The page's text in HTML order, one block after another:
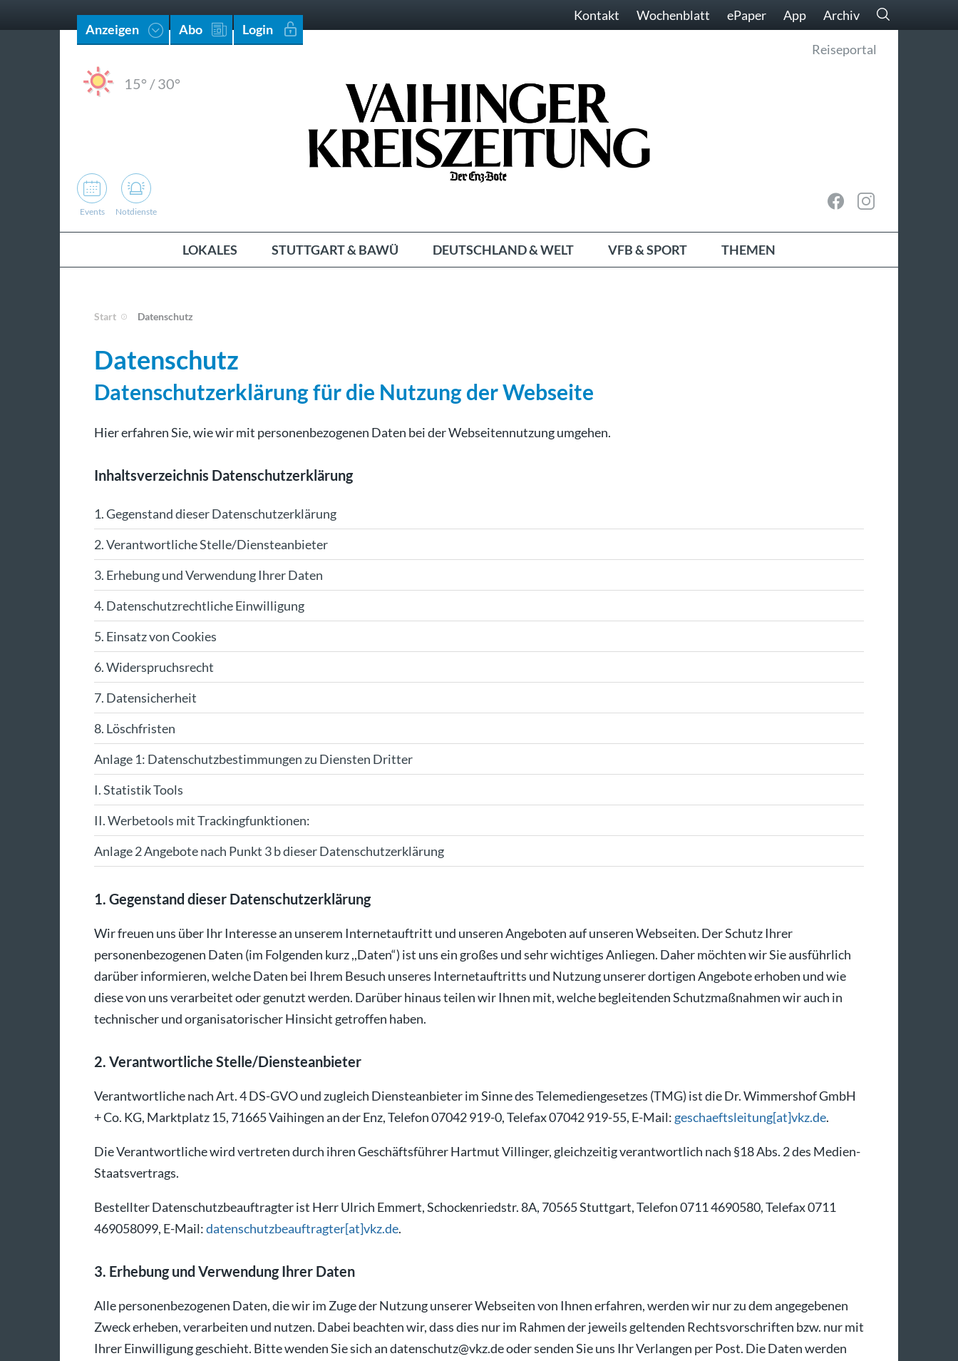
Anzeigen Abo Login
Kontakt Wochenblatt ePaper App Archiv
15° /30°
Reiseportal
Events Notdienste
LOKALES STUTTGART & BAWÜ DEUTSCHLAND & WELT VFB & SPORT THEMEN
Start Datenschutz
Datenschutz
Datenschutzerklärung für die Nutzung der Webseite
Hier erfahren Sie, wie wir mit personenbezogenen Daten bei der Webseitennutzung umgehen.
Inhaltsverzeichnis Datenschutzerklärung
1. Gegenstand dieser Datenschutzerklärung
2. Verantwortliche Stelle/Diensteanbieter
3. Erhebung und Verwendung Ihrer Daten
4. Datenschutzrechtliche Einwilligung
5. Einsatz von Cookies
6. Widerspruchsrecht
7. Datensicherheit
8. Löschfristen
Anlage 1: Datenschutzbestimmungen zu Diensten Dritter
I. Statistik Tools
II. Werbetools mit Trackingfunktionen:
Anlage 2 Angebote nach Punkt 3 b dieser Datenschutzerklärung
1. Gegenstand dieser Datenschutzerklärung
Wir freuen uns über Ihr Interesse an unserem Internetauftritt und unseren Angeboten auf unseren Webseiten. Der Schutz Ihrer
personenbezogenen Daten (im Folgenden kurz ,,Daten“) ist uns ein großes und sehr wichtiges Anliegen. Daher möchten wir Sie ausführlich
darüber informieren, welche Daten bei Ihrem Besuch unseres Internetauftritts und Nutzung unserer dortigen Angebote erhoben und wie
diese von uns verarbeitet oder genutzt werden. Darüber hinaus teilen wir Ihnen mit, welche begleitenden Schutzmaßnahmen wir auch in
technischer und organisatorischer Hinsicht getroffen haben.
2. Verantwortliche Stelle/Diensteanbieter
Verantwortliche nach Art. 4 DS-GVO und zugleich Diensteanbieter im Sinne des Telemediengesetzes (TMG) ist die Dr. Wimmershof GmbH
+ Co. KG, Marktplatz 15, 71665 Vaihingen an der Enz, Telefon 07042 919-0, Telefax 07042 919-55, E-Mail: geschaeftsleitung[at]vkz.de.
Die Verantwortliche wird vertreten durch ihren Geschäftsführer Hartmut Villinger, gleichzeitig verantwortlich nach §18 Abs. 2 des Medien-
Staatsvertrags.
Bestellter Datenschutzbeauftragter ist Herr Ulrich Emmert, Schockenriedstr. 8A, 70565 Stuttgart, Telefon 0711 4690580, Telefax 0711
469058099, E-Mail:datenschutzbeauftragter[at]vkz.de.
3. Erhebung und Verwendung Ihrer Daten
Alle personenbezogenen Daten, die wir im Zuge der Nutzung unserer Webseiten von Ihnen erfahren, werden wir nur zu dem angegebenen
Zweck erheben, verarbeiten und nutzen. Dabei beachten wir, dass dies nur im Rahmen der jeweils geltenden Rechtsvorschriften bzw. nur mit
Ihrer Einwilligung geschieht. Bitte wenden Sie sich an datenschutz@vkz.de oder senden Sie uns Ihr Verlangen per Post. Die Daten werden